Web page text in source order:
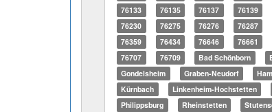
76133
76135 76137 76139
76230
76275 76276 76287
76359
76434 76646 76661
76707
76709 Bad Schönborn
Gondelsheim
Graben-Neudorf
Kürnbach
Linkenheim-Hochstetten
Philippsburg
Rheinstetten